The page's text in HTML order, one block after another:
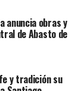
anuncia obras y
de Abasto de
y tradición su